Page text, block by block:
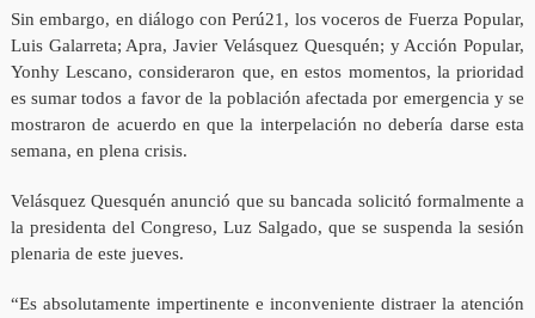
Sin embargo, en diálogo con Perú21, los voceros de Fuerza Popular,
Luis Galarreta; Apra, Javier Velásquez Quesquén; y Acción Popular,
Yonhy Lescano, consideraron que, en estos momentos, la prioridad
es sumar todos a favor de la población afectada por emergencia y se
mostraron de acuerdo en que la interpelación no debería darse esta
semana, en plena crisis.
Velásquez Quesquén anunció que su bancada solicitó formalmente a
la presidenta del Congreso, Luz Salgado, que se suspenda la sesión
plenaria de este jueves.
“Es absolutamente impertinente e inconveniente distraer la atención